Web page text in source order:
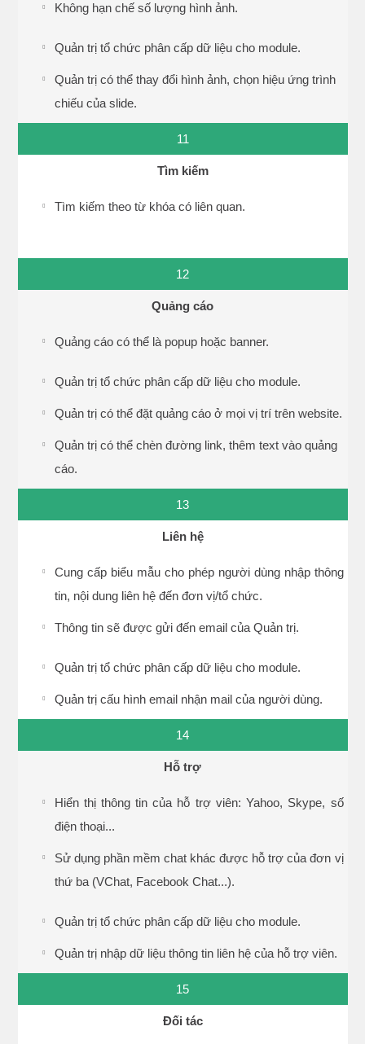
Không hạn chế số lượng hình ảnh.
Quản trị tổ chức phân cấp dữ liệu cho module.
Quản trị có thể thay đổi hình ảnh, chọn hiệu ứng trình
chiếu của slide.
11
Tìm kiếm
Tìm kiếm theo từ khóa có liên quan.
12
Quảng cáo
Quảng cáo có thể là popup hoặc banner.
Quản trị tổ chức phân cấp dữ liệu cho module.
Quản trị có thể đặt quảng cáo ở mọi vị trí trên website.
Quản trị có thể chèn đường link, thêm text vào quảng
cáo.
13
Liên hệ
Cung cấp biểu mẫu cho phép người dùng nhập thông
tin, nội dung liên hệ đến đơn vị/tổ chức.
Thông tin sẽ được gửi đến email của Quản trị.
Quản trị tổ chức phân cấp dữ liệu cho module.
Quản trị cấu hình email nhận mail của người dùng.
14
Hỗ trợ
Hiển thị thông tin của hỗ trợ viên: Yahoo, Skype, số
điện thoại...
Sử dụng phần mềm chat khác được hỗ trợ của đơn vị
thứ ba (VChat, Facebook Chat...).
Quản trị tổ chức phân cấp dữ liệu cho module.
Quản trị nhập dữ liệu thông tin liên hệ của hỗ trợ viên.
15
Đối tác